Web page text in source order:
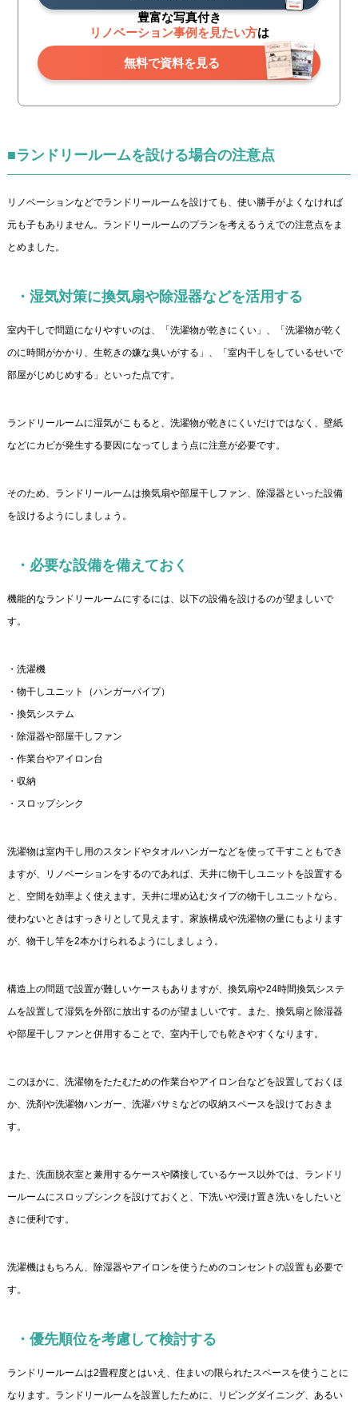
豊富な写真付き
リノベーション事例を見たい方は
無料で資料を見る
■ランドリールームを設ける場合の注意点
リノベーションなどでランドリールームを設けても、使い勝手がよくなければ
元も子もありません。ランドリールームのプランを考えるうえでの注意点をま
とめました。
・湿気対策に換気扇や除湿器などを活用する
室内干しで問題になりやすいのは、「洗濯物が乾きにくい」、「洗濯物が乾く
のに時間がかかり、生乾きの嫌な臭いがする」、「室内干しをしているせいで
部屋がじめじめする」といった点です。
ランドリールームに湿気がこもると、洗濯物が乾きにくいだけではなく、壁紙
などにカビが発生する要因になってしまう点に注意が必要です。
そのため、ランドリールームは換気扇や部屋干しファン、除湿器といった設備
を設けるようにしましょう。
・必要な設備を備えておく
機能的なランドリールームにするには、以下の設備を設けるのが望ましいで
す。
・洗濯機
・物干しユニット（ハンガーパイプ）
・換気システム
・除湿器や部屋干しファン
・作業台やアイロン台
・収納
・スロップシンク
洗濯物は室内干し用のスタンドやタオルハンガーなどを使って干すこともでき
ますが、リノベーションをするのであれば、天井に物干しユニットを設置する
と、空間を効率よく使えます。天井に埋め込むタイプの物干しユニットなら、
使わないときはすっきりとして見えます。家族構成や洗濯物の量にもよります
が、物干し竿を2本かけられるようにしましょう。
構造上の問題で設置が難しいケースもありますが、換気扇や24時間換気システ
ムを設置して湿気を外部に放出するのが望ましいです。また、換気扇と除湿器
や部屋干しファンと併用することで、室内干しでも乾きやすくなります。
このほかに、洗濯物をたたむための作業台やアイロン台などを設置しておくほ
か、洗剤や洗濯物ハンガー、洗濯バサミなどの収納スペースを設けておきま
す。
また、洗面脱衣室と兼用するケースや隣接しているケース以外では、ランドリ
ールームにスロップシンクを設けておくと、下洗いや浸け置き洗いをしたいと
きに便利です。
洗濯機はもちろん、除湿器やアイロンを使うためのコンセントの設置も必要で
す。
・優先順位を考慮して検討する
ランドリールームは2畳程度とはいえ、住まいの限られたスペースを使うことに
なります。ランドリールームを設置したために、リビングダイニング、あるい